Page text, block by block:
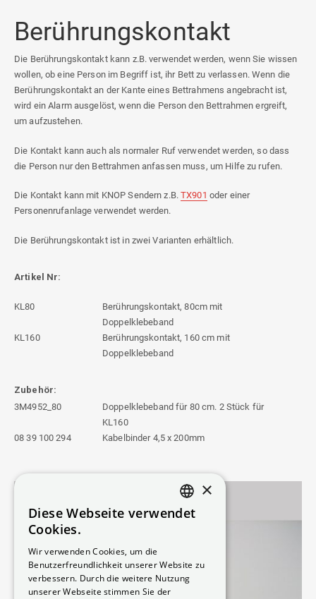
Berührungskontakt
Die Berührungskontakt kann z.B. verwendet werden, wenn Sie wissen
wollen, ob eine Person im Begriff ist, ihr Bett zu verlassen. Wenn die
Berührungskontakt an der Kante eines Bettrahmens angebracht ist,
wird ein Alarm ausgelöst, wenn die Person den Bettrahmen ergreift,
um aufzustehen.
Die Kontakt kann auch als normaler Ruf verwendet werden, so dass
die Person nur den Bettrahmen anfassen muss, um Hilfe zu rufen.
Die Kontakt kann mit KNOP Sendern z.B.TX901 oder einer
Personenrufanlage verwendet werden.
Die Berührungskontakt ist in zwei Varianten erhältlich.
Artikel Nr:
KL80
Berührungskontakt, 80cm mit
Doppelklebeband
KL160
Berührungskontakt, 160 cm mit
Doppelklebeband
Zubehör:
3M4952_80
Doppelklebeband für 80 cm. 2 Stück für
KL160
08 39 100 294
Kabelbinder 4,5 x 200mm
DANISH
ENGLISH
GERMAN
×
Diese Webseite verwendet
Cookies.
Wir verwenden Cookies, um die
Benutzerfreundlichkeit unserer Website zu
verbessern. Durch die weitere Nutzung
unserer Webseite stimmen Sie der